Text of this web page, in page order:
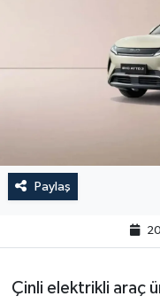
Paylaş
Çinli elektrikli araç